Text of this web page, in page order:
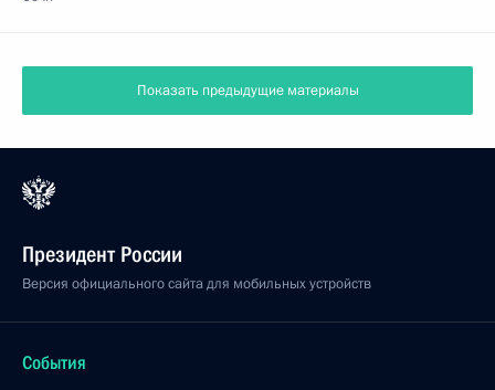
Показать предыдущие материалы
Президент России
Версия официального сайта для мобильных устройств
События